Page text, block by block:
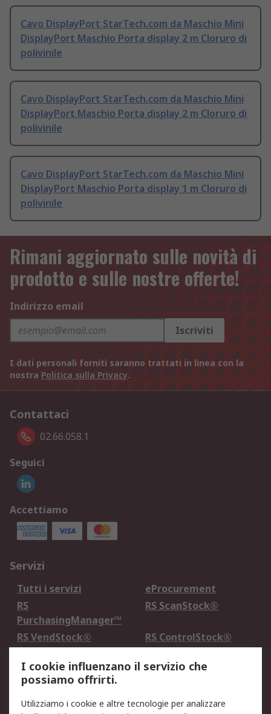
Cavo DisplayPort StarTech.com da Maschio Mini
DisplayPort Maschio Porta display 2 m Cloruro di
polivinile
Cavo DisplayPort StarTech.com da Maschio Mini
DisplayPort Maschio Porta display 2 m Cloruro di
polivinile
Cavo DisplayPort StarTech.com da Maschio Mini
DisplayPort Maschio Porta display 1 m Cloruro di
polivinile
Rimani aggiornato sulle novità di
prodotto e sulle nostre offerte!
Indirizzo email
Iscriviti
I dati personali forniti saranno trattati in linea con la
nostra Politica sulla Privacy.
Contattaci
02.66.058.1
Seguici
Accettiamo
Servizi
Tutti i servizi
eProcurement
RS
PurchasingManager™
RS ScanStock®
RS VendStock®
RS ControlStock®
Legale
Informativa Cookie Informativa Privacy -
I cookie influenzano il servizio che
possiamo offrirti.
Utilizziamo i cookie e altre tecnologie per analizzare